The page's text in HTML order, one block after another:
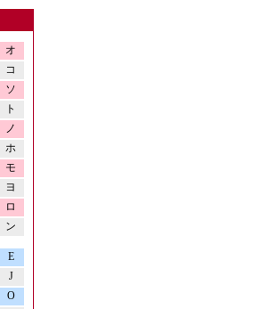
オ
コ
ソ
ト
ノ
ホ
モ
ヨ
ロ
ン
E
J
O